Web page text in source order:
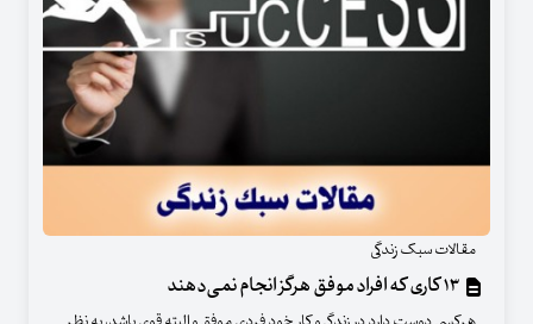
مقالات سبک زندگی